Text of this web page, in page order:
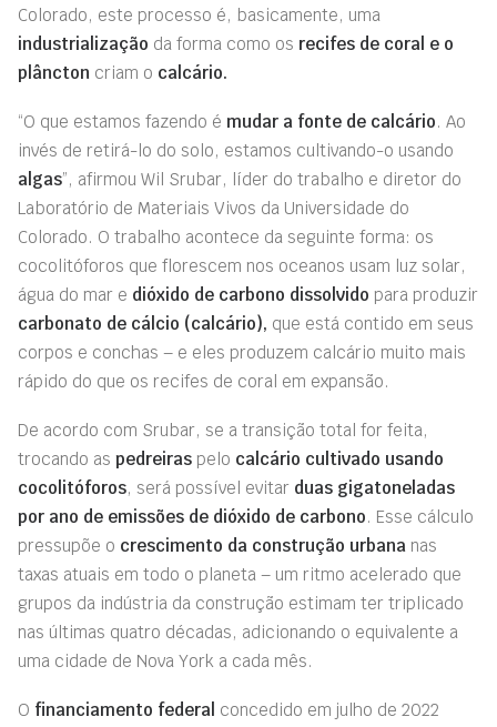
Colorado, este processo é, basicamente, uma
industrialização da forma como os recifes de coral e o
plâncton criam o calcário.
“O que estamos fazendo é mudar a fonte de calcário. Ao
invés de retirá-lo do solo, estamos cultivando-o usando
algas”, afirmou Wil Srubar, líder do trabalho e diretor do
Laboratório de Materiais Vivos da Universidade do
Colorado. O trabalho acontece da seguinte forma: os
cocolitóforos que florescem nos oceanos usam luz solar,
água do mar e dióxido de carbono dissolvido para produzir
carbonato de cálcio (calcário), que está contido em seus
corpos e conchas – e eles produzem calcário muito mais
rápido do que os recifes de coral em expansão.
De acordo com Srubar, se a transição total for feita,
trocando as pedreiras pelo calcário cultivado usando
cocolitóforos, será possível evitar duas gigatoneladas
por ano de emissões de dióxido de carbono. Esse cálculo
pressupõe o crescimento da construção urbana nas
taxas atuais em todo o planeta – um ritmo acelerado que
grupos da indústria da construção estimam ter triplicado
nas últimas quatro décadas, adicionando o equivalente a
uma cidade de Nova York a cada mês.
O financiamento federal concedido em julho de 2022